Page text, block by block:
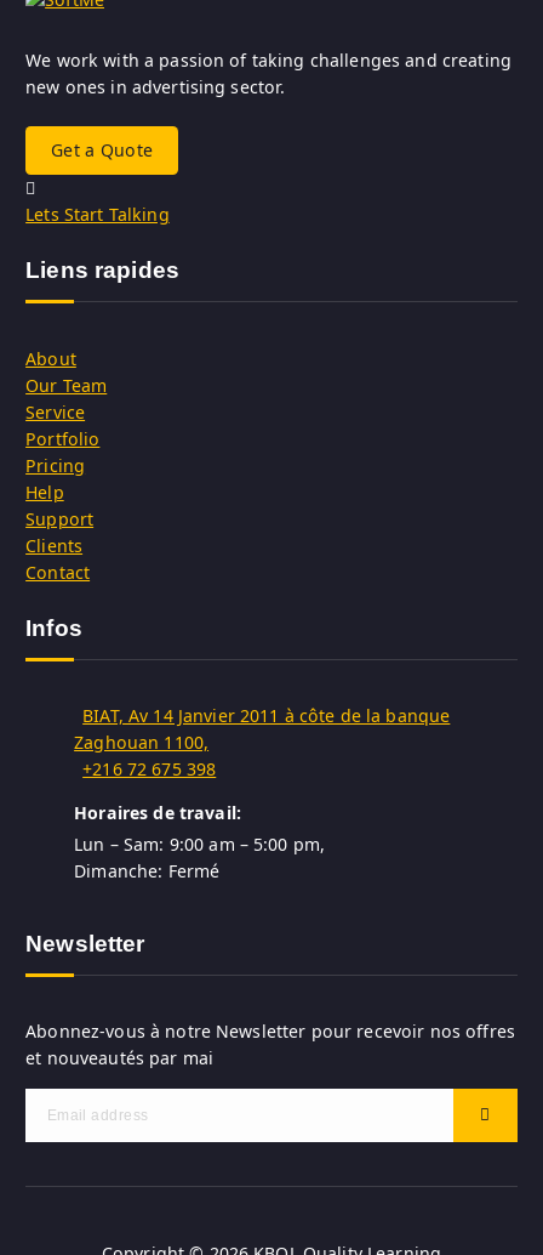
We work with a passion of taking challenges and creating
new ones in advertising sector.
Get a Quote
Lets Start Talking
Liens rapides
About
Our Team
Service
Portfolio
Pricing
Help
Support
Clients
Contact
Infos
BIAT, Av 14 Janvier 2011 à côte de la banque
Zaghouan 1100,
+216 72 675 398
Horaires de travail:
Lun – Sam: 9:00 am – 5:00 pm,
Dimanche: Fermé
Newsletter
Abonnez-vous à notre Newsletter pour recevoir nos offres
et nouveautés par mai